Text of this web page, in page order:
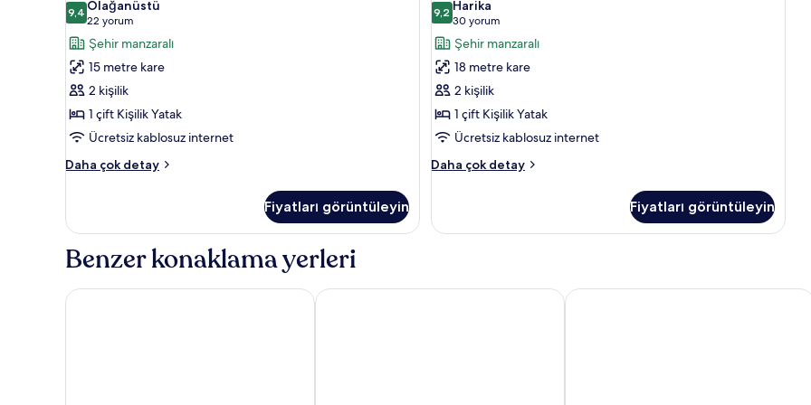
(Republic
Square
view)
hakkında
daha
fazla
detay
Çift
Kişilik
Yatak
(Cocoon)
için
tüm
fotoğrafları
görün
9,49,4 / 10
Olağanüstü
22 yorum
(22
yorum)
Şehir manzaralı
15 metre kare
2 kişilik
1 çift Kişilik Yatak
Ücretsiz kablosuz internet
Daha çok detay
Oda,
Yatak
hakkında
fazla
Fiyatları görüntüleyin
Çift
Kişilik
Yatak
için
tüm
fotoğrafları
görün
9,29,2 / 10
Harika
30 yorum
(30
yorum)
Şehir manzaralı
18 metre kare
2 kişilik
1 çift Kişilik Yatak
Ücretsiz kablosuz internet
Daha çok detay
Oda,
Yatak
detay
Fiyatları görüntüleyin
Benzer konaklama yerleri
Sofitel Lyon Bellecour Boscolo Lyon Hôtel & Spa Radisson Blu Hotel Lyon